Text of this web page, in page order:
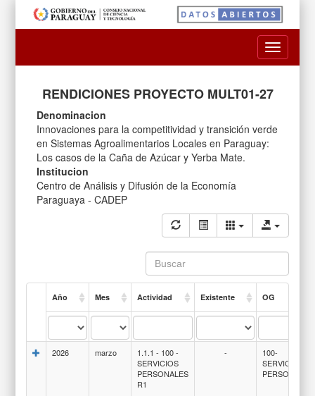
Toggle
RENDICIONES PROYECTO MULT01-27
Denominacion
Innovaciones para la competitividad y transición verde
en Sistemas Agroalimentarios Locales en Paraguay:
Los casos de la Caña de Azúcar y Yerba Mate.
Institucion
Centro de Análisis y Difusión de la Economía
Paraguaya - CADEP
Año Mes Actividad Existente OG
2026 marzo
1.1.1 - 100 -
SERVICIOS
PERSONALES
R1
-
100-
SERVICIOS
PERSONALES